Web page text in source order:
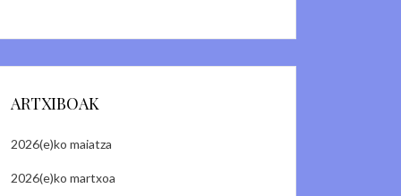
ARTXIBOAK
2026(e)ko maiatza
2026(e)ko martxoa